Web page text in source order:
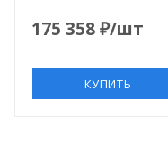
175 358₽/шт
КУПИТЬ